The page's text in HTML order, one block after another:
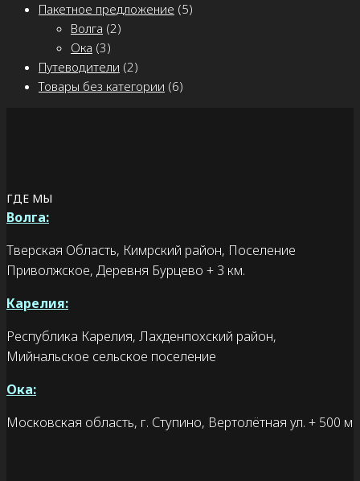
Пакетное предложение (5)
Волга (2)
Ока (3)
Путеводители (2)
Товары без категории (6)
ГДЕ МЫ
Волга:
Тверская Область, Кимрский район, Поселение
Приволжское, Деревня Бурцево + 3 км.
Карелия:
Республика Карелия, Лахденпохский район,
Мийнальское сельское поселение
Ока:
Московская область, г. Ступино, Вертолётная ул. + 500 м